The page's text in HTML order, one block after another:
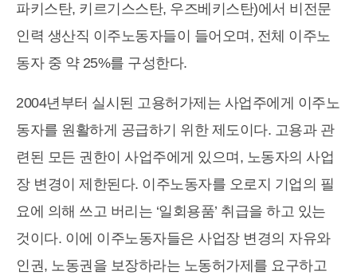
파키스탄, 키르기스스탄, 우즈베키스탄)에서 비전문
인력 생산직 이주노동자들이 들어오며, 전체 이주노
동자 중 약 25%를 구성한다.
2004년부터 실시된 고용허가제는 사업주에게 이주노
동자를 원활하게 공급하기 위한 제도이다. 고용과 관
련된 모든 권한이 사업주에게 있으며, 노동자의 사업
장 변경이 제한된다. 이주노동자를 오로지 기업의 필
요에 의해 쓰고 버리는 ‘일회용품’ 취급을 하고 있는
것이다. 이에 이주노동자들은 사업장 변경의 자유와
인권, 노동권을 보장하라는 노동허가제를 요구하고